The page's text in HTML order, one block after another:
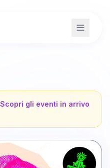
Scopri gli eventi in arrivo